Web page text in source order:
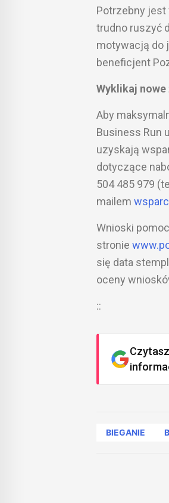
Potrzebny jest
trudno ruszyć
motywacją do
beneficjent
Wyklikaj nowe
Aby
Business Run
uzyskają
dotyczące
504 485 979
mailem
Wnioski
stronie
się data
oceny
::
BIEGANIE